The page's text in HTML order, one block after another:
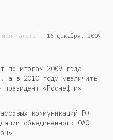
палата" , 16 декабря, 2009
по итогам 2009 года
а в 2010 году увеличить
«Роснефти»
коммуникаций РФ
объединенного ОАО